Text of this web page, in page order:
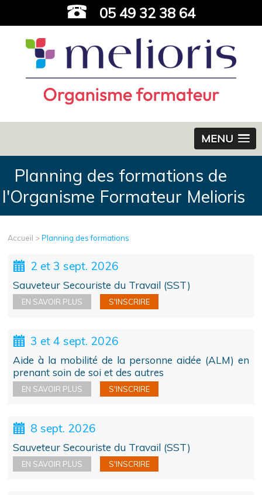
05 49 32 38 64
MENU
Planning des formations de
l'Organisme Formateur Melioris
Accueil >Planning des formations
2 et 3 sept. 2026
Sauveteur Secouriste du Travail (SST)
EN SAVOIR PLUS S'INSCRIRE
3 et 4 sept. 2026
Aide à la mobilité de la personne aidée (ALM) en
prenant soin de soi et des autres
EN SAVOIR PLUS S'INSCRIRE
8 sept. 2026
Sauveteur Secouriste du Travail (SST)
EN SAVOIR PLUS S'INSCRIRE